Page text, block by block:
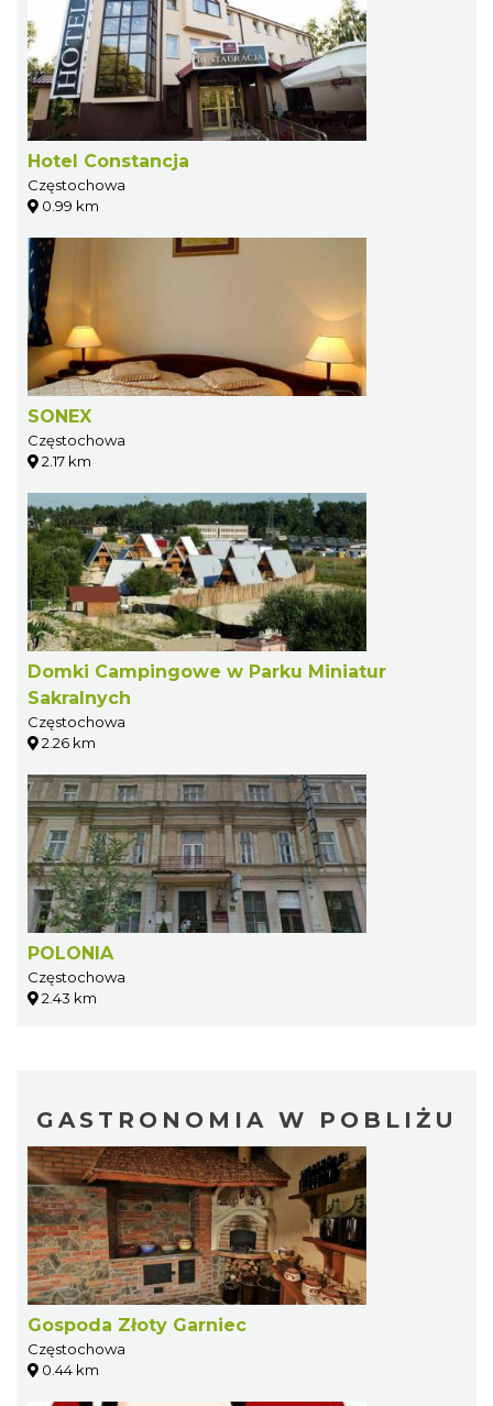
Hotel Constancja
Częstochowa
0.99 km
SONEX
Częstochowa
2.17 km
Domki Campingowe w Parku Miniatur
Sakralnych
Częstochowa
2.26 km
POLONIA
Częstochowa
2.43 km
GASTRONOMIA W POBLIŻU
Gospoda Złoty Garniec
Częstochowa
0.44 km